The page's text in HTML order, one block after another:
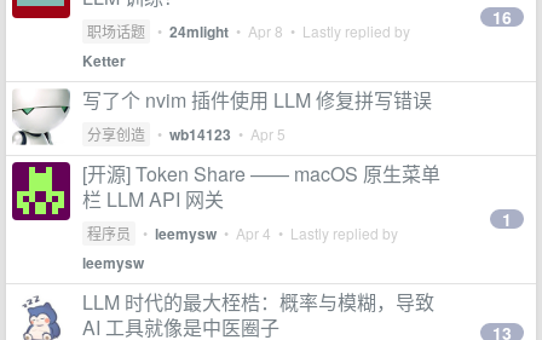
职场话题 • 24mlight • Apr 8 • Lastly replied by
Ketter
16
写了个 nvim 插件使用 LLM 修复拼写错误
分享创造 • wb14123 • Apr 5
[开源] Token Share —— macOS 原生菜单
栏 LLM API 网关
程序员 • leemysw • Apr 4 • Lastly replied by
leemysw
1
LLM 时代的最大桎梏：概率与模糊，导致
AI 工具就像是中医圈子
13